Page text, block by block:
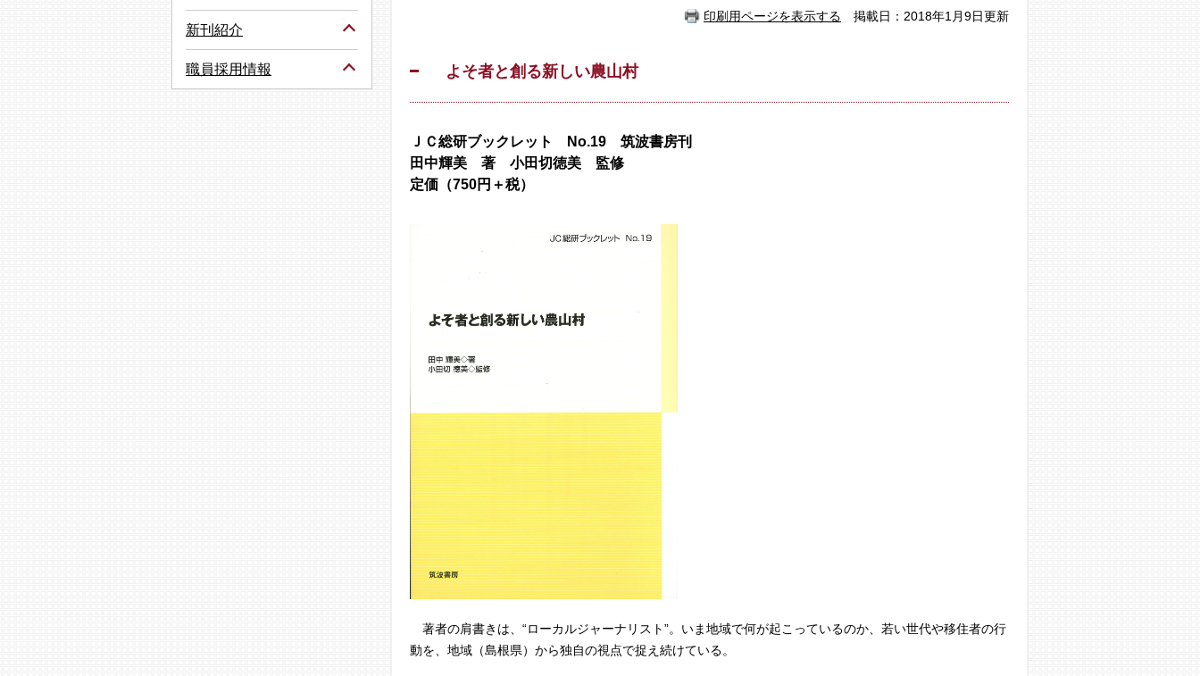
印刷用ページを表示する 掲載日：2018年1月9日更新
よそ者と創る新しい農山村
ＪＣ総研ブックレット No.19 筑波書房刊
田中輝美 著 小田切徳美 監修
定価（750円＋税）
著者の肩書きは、“ローカルジャーナリスト”。いま地域で何が起こっているのか、若い世代や移住者の行
動を、地域（島根県）から独自の視点で捉え続けている。
新刊紹介
職員採用情報